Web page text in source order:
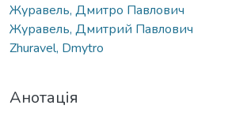
Журавель, Дмитро Павлович
Журавель, Дмитрий Павлович
Zhuravel, Dmytro
Анотація